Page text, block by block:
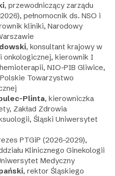
, przewodniczący zarządu
pełnomocnik ds. NSO i
kliniki, Narodowy
, konsultant krajowy w
kierownik I
NIO-PIB Gliwice,
Towarzystwo
Plinta, kierowniczka
Zakład Zdrowia
Śląski Uniwersytet
PTGiP (2026–2029),
Klinicznego Ginekologii
Medyczny
, rektor Śląskiego